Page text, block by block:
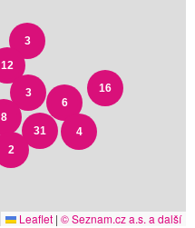
16
2
6
4
8
31
3
3
12
Leaflet | © Seznam.cz a.s. a další